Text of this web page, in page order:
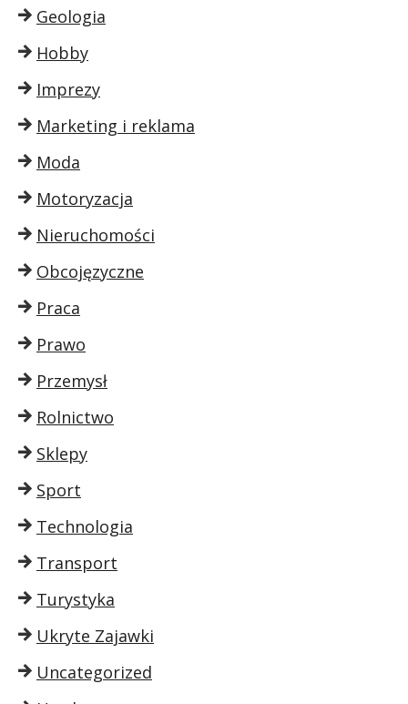
Geologia
Hobby
Imprezy
Marketing i reklama
Moda
Motoryzacja
Nieruchomości
Obcojęzyczne
Praca
Prawo
Przemysł
Rolnictwo
Sklepy
Sport
Technologia
Transport
Turystyka
Ukryte Zajawki
Uncategorized